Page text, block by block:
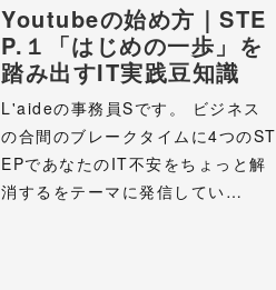
Youtubeの始め方｜STE
P.１「はじめの一歩」を
踏み出すIT実践豆知識
L'aideの事務員Sです。 ビジネス
の合間のブレークタイムに4つのST
EPであなたのIT不安をちょっと解
消するをテーマに発信してい…